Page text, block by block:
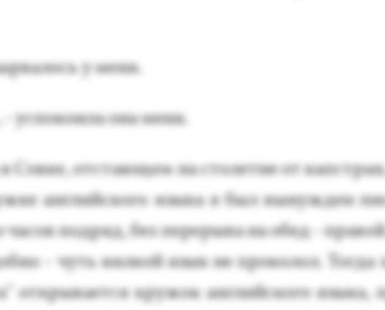
у ме­ня.
ус­по­ко­ила она ме­ня.
Сов­ке, от­ста­ющем на сто­летие от
ан­глий­ско­го язы­ка я был вы­нуж­ден
под­ряд, без пе­реры­ва на обед -
- чуть вил­кой язык не про­колол.
от­кры­ва­ет­ся кру­жок ан­глий­ско­го язы­ка,